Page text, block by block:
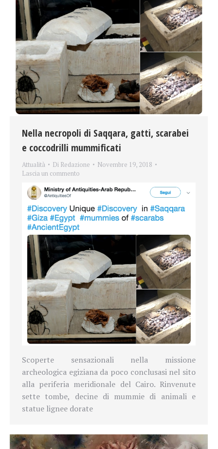
Nella necropoli di Saqqara, gatti, scarabei
e coccodrilli mummificati
Attualità Di Redazione
Novembre 19, 2018
Lascia un commento
Scoperte sensazionali nella missione
archeologica egiziana da poco conclusasi nel sito
alla periferia meridionale del Cairo.Rinvenute
sette tombe, decine di mummie di animali e
statue lignee dorate